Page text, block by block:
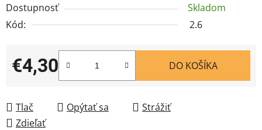
Dostupnosť
Skladom
Kód:
2.6
€4,30
Jednotková cena:
DO KOŠÍKA
Tlač Opýtať sa
Strážiť
Zdieľať